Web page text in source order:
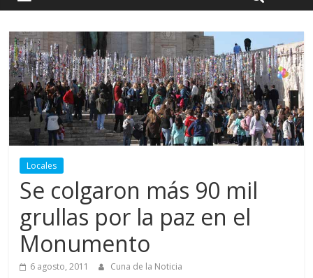
Locales
Se colgaron más 90 mil
grullas por la paz en el
Monumento
6 agosto, 2011 Cuna de la Noticia